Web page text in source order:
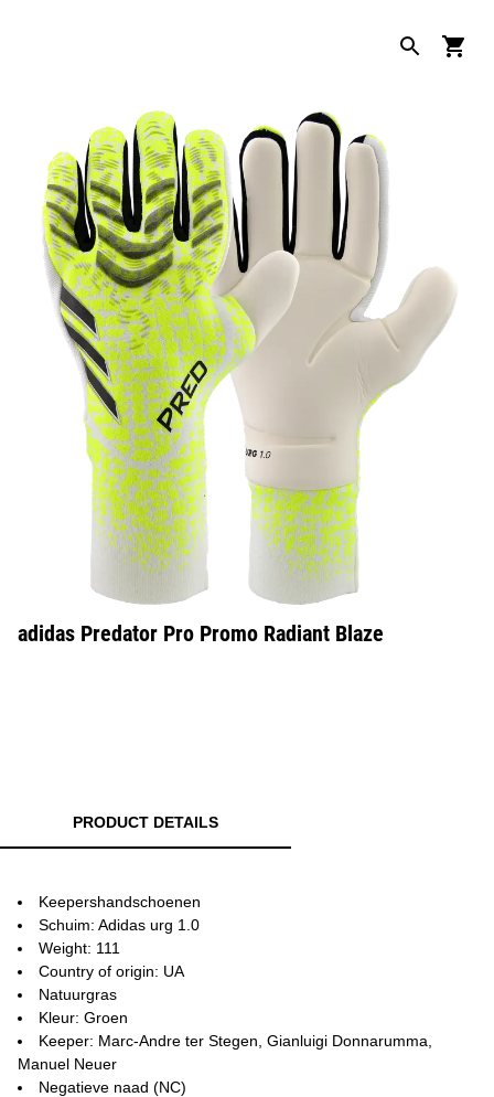
adidas Predator Pro Promo Radiant Blaze
PRODUCT DETAILS
Keepershandschoenen
Schuim: Adidas urg 1.0
Weight: 111
Country of origin: UA
Natuurgras
Kleur: Groen
Keeper: Marc-Andre ter Stegen, Gianluigi Donnarumma,
Manuel Neuer
Negatieve naad (NC)